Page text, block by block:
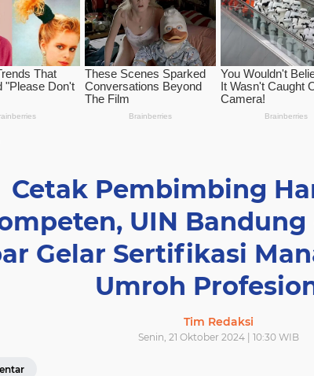
Cetak Pembimbing
UIN Bandung
Gelar Sertifikasi
Umroh
Tim Redaksi
Senin, 21 Oktober 2024 | 10:30 WIB